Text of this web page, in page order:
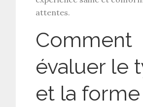
attentes.
Comment
évaluer le
et la